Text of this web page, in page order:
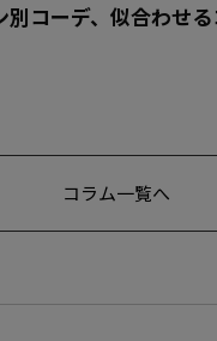
別コーデ、似合わせ
コラム一覧へ